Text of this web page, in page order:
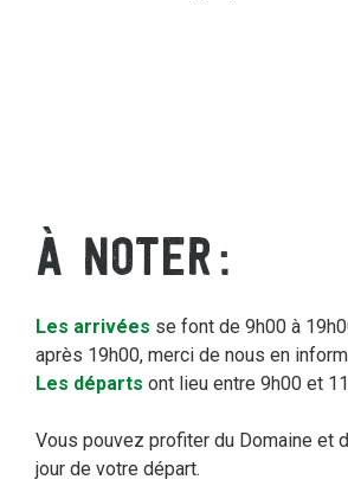
À NOTER
Les arrivées se font de 9h00 à
après 19h00, merci de nous en
Les départs ont lieu entre 9h00 et
Vous pouvez profiter du Domaine et
jour de votre départ.